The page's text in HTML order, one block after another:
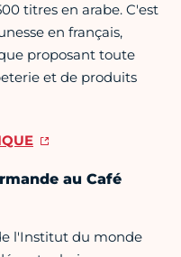
titres en arabe. C'est
en français,
proposant toute
et de produits
au Café
l'Institut du monde